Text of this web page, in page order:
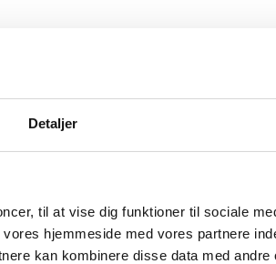
Detaljer
til at vise dig funktioner til sociale
hjemmeside med vores partnere
kan kombinere disse data med andre